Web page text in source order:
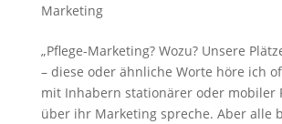
Marketing
„Pflege-Marketing? Wozu? Unsere
– diese oder ähnliche Worte höre ich
mit Inhabern stationärer oder mobiler
über ihr Marketing spreche. Aber alle